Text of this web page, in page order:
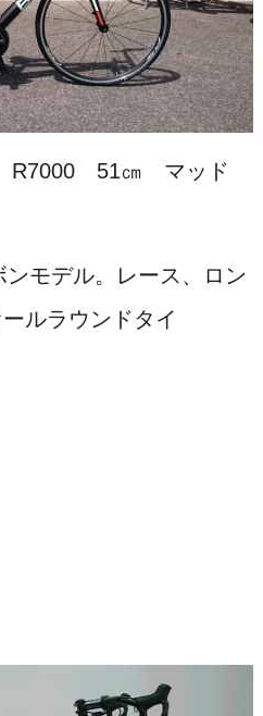
51㎝ マッド
モデル。レース、ロン
ルラウンドタイ